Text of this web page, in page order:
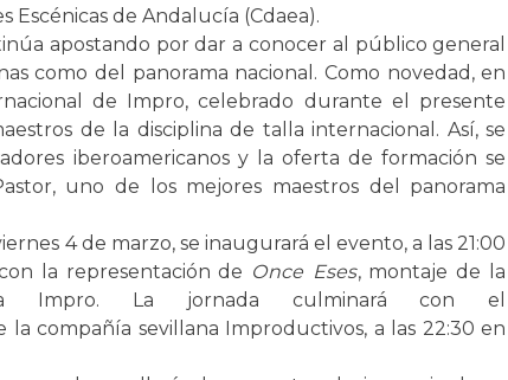
de Andalucía (Cdaea).
apostando por dar a conocer al público general
como del panorama nacional. Como novedad, en
de Impro, celebrado durante el presente
de la disciplina de talla internacional. Así, se
iberoamericanos y la oferta de formación se
uno de los mejores maestros del panorama
4 de marzo, se inaugurará el evento, a las 21:00
la representación de Once Eses, montaje de la
Impro. La jornada culminará con el
la compañía sevillana Improductivos, a las 22:30 en